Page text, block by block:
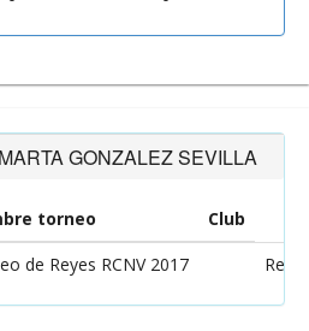
GONZALEZ SEVILLA
torneo
Club
de Reyes RCNV 2017 Real